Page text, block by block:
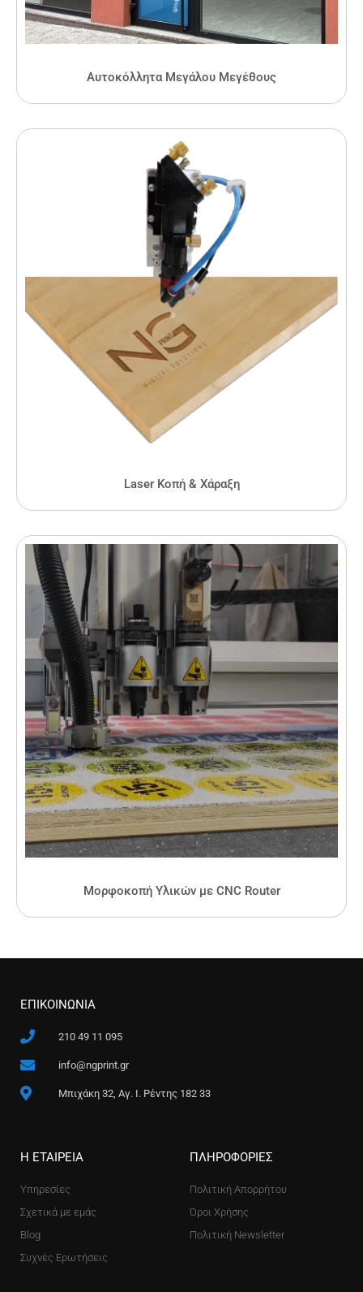
Αυτοκόλλητα Μεγάλου Μεγέθους
Laser Κοπή & Χάραξη
Μορφοκοπή Υλικών με CNC Router
ΕΠΙΚΟΙΝΩΝΙΑ
210 49 11 095
info@ngprint.gr
Μπιχάκη 32, Αγ. Ι. Ρέντης 182 33
Η ΕΤΑΙΡΕΙΑ
Υπηρεσίες
Σχετικά με εμάς
Blog
Συχνές Ερωτήσεις
ΠΛΗΡΟΦΟΡΙΕΣ
Πολιτική Απορρήτου
Όροι Χρήσης
Πολιτική Newsletter